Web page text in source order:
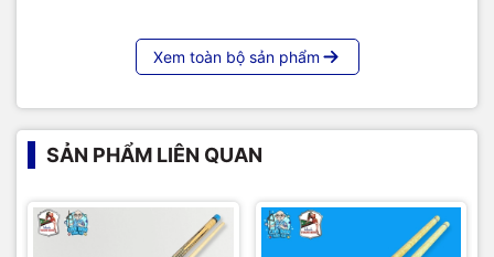
Xem toàn bộ sản phẩm
SẢN PHẨM LIÊN QUAN